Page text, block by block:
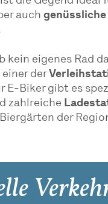
auch
kein eigenes Rad
einer der
E-Biker gibt es
zahlreiche
der